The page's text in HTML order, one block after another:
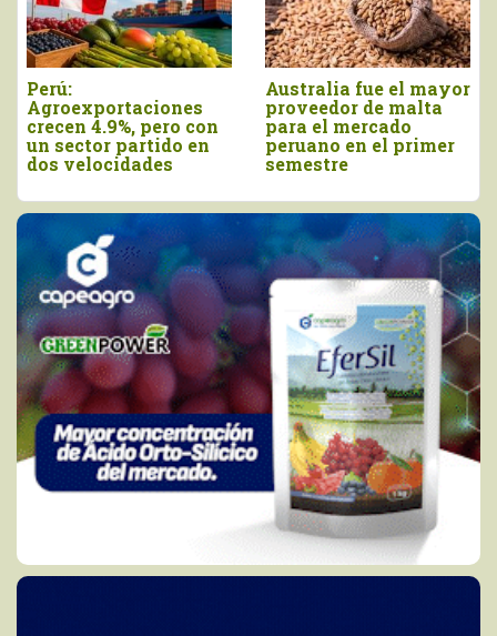
Australia fue el mayor
proveedor de malta
para el mercado
peruano en el primer
semestre
Agroexportaciones no
tradicionales de Perú
a Estados Unidos
cayeron en valor 17%